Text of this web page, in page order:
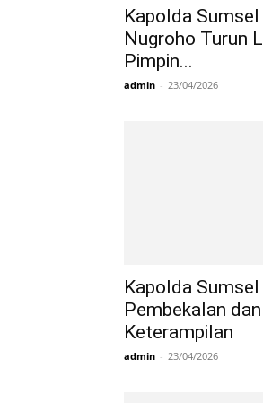
Kapolda
Nugroho Turun
Pimpin...
admin - 23/04/2026
Kapolda
Pembekalan
Keterampilan
admin - 23/04/2026